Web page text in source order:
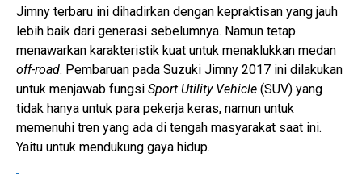
Jimny terbaru ini dihadirkan dengan kepraktisan yang jauh
lebih baik dari generasi sebelumnya. Namun tetap
menawarkan karakteristik kuat untuk menaklukkan medan
off-road. Pembaruan pada Suzuki Jimny 2017 ini dilakukan
untuk menjawab fungsi Sport Utility Vehicle (SUV) yang
tidak hanya untuk para pekerja keras, namun untuk
memenuhi tren yang ada di tengah masyarakat saat ini.
Yaitu untuk mendukung gaya hidup.